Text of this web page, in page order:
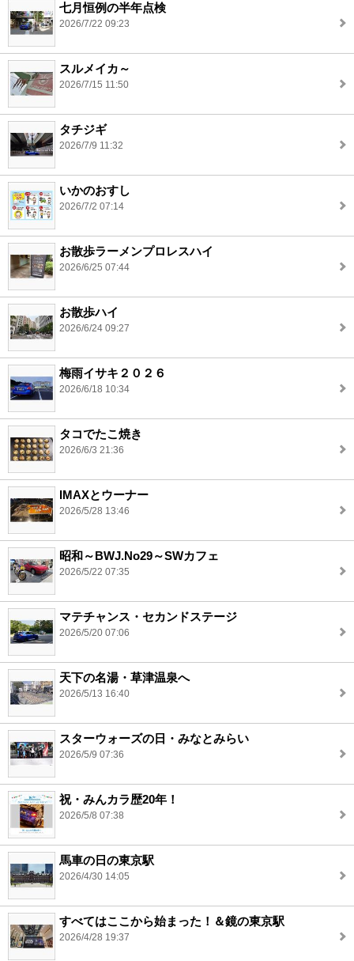
七月恒例の半年点検
2026/7/22 09:23
スルメイカ～
2026/7/15 11:50
タチジギ
2026/7/9 11:32
いかのおすし
2026/7/2 07:14
お散歩ラーメンプロレスハイ
2026/6/25 07:44
お散歩ハイ
2026/6/24 09:27
梅雨イサキ２０２６
2026/6/18 10:34
タコでたこ焼き
2026/6/3 21:36
IMAXとウーナー
2026/5/28 13:46
昭和～BWJ.No29～SWカフェ
2026/5/22 07:35
マテチャンス・セカンドステージ
2026/5/20 07:06
天下の名湯・草津温泉へ
2026/5/13 16:40
スターウォーズの日・みなとみらい
2026/5/9 07:36
祝・みんカラ歴20年！
2026/5/8 07:38
馬車の日の東京駅
2026/4/30 14:05
すべてはここから始まった！＆鏡の東京駅
2026/4/28 19:37